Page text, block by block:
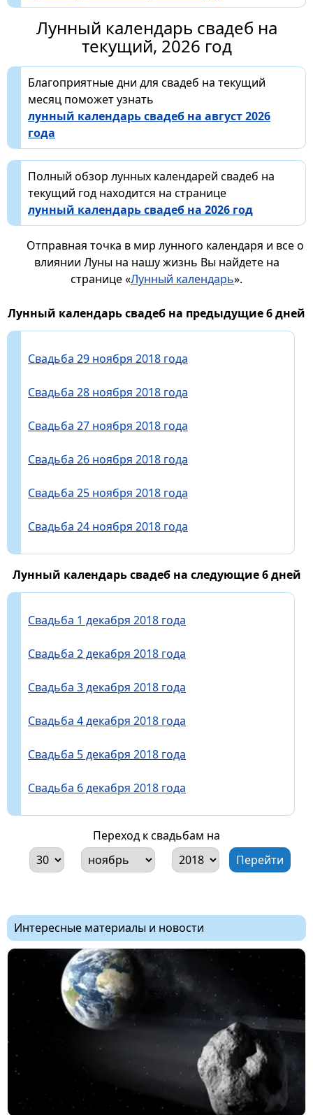
Лунный календарь свадеб на
текущий, 2026 год
Благоприятные дни для свадеб на текущий
месяц поможет узнать
лунный календарь свадеб на август 2026
года
Полный обзор лунных календарей свадеб на
текущий год находится на странице
лунный календарь свадеб на 2026 год
Отправная точка в мир лунного календаря и все о
влиянии Луны на нашу жизнь Вы найдете на
странице «Лунный календарь».
Лунный календарь свадеб на предыдущие 6 дней
Свадьба 29 ноября 2018 года
Свадьба 28 ноября 2018 года
Свадьба 27 ноября 2018 года
Свадьба 26 ноября 2018 года
Свадьба 25 ноября 2018 года
Свадьба 24 ноября 2018 года
Лунный календарь свадеб на следующие 6 дней
Свадьба 1 декабря 2018 года
Свадьба 2 декабря 2018 года
Свадьба 3 декабря 2018 года
Свадьба 4 декабря 2018 года
Свадьба 5 декабря 2018 года
Свадьба 6 декабря 2018 года
Переход к свадьбам на
Интересные материалы и новости